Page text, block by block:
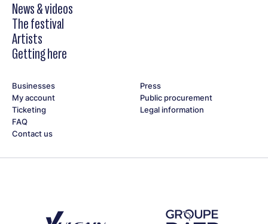
News & videos
The festival
Artists
Getting here
Businesses
My account
Ticketing
FAQ
Contact us
Press
Public procurement
Legal information